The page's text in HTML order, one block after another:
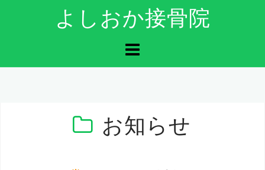
ン
ン
ッ
プ
よしおか接骨院
お知らせ